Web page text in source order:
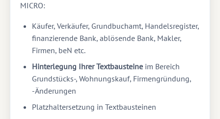
MICRO:
Käufer, Verkäufer, Grundbuchamt, Handelsregister,
finanzierende Bank, ablösende Bank, Makler,
Firmen, beN etc.
Hinterlegung Ihrer Textbausteine im Bereich
Grundstücks-, Wohnungskauf, Firmengründung,
-Änderungen
Platzhaltersetzung in Textbausteinen